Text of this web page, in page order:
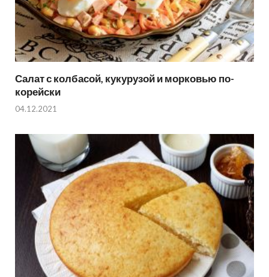
Салат с колбасой, кукурузой и морковью по-
корейски
04.12.2021